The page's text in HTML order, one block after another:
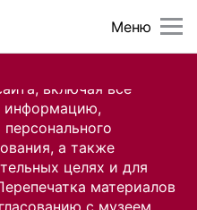
включая все
информацию,
а также
целях и для
материалов
с музеем.
Меню